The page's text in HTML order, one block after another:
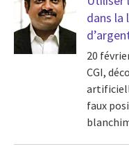
dans la
20
CGI,
faux